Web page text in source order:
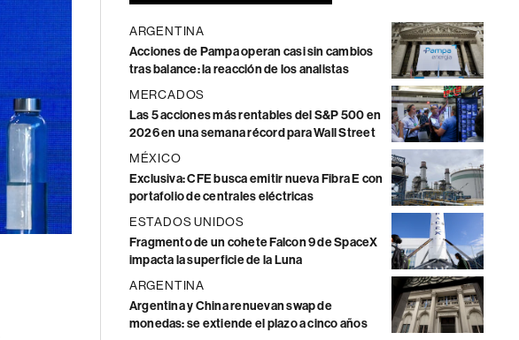
ARGENTINA
Acciones de Pampa operan casi sin cambios
tras balance: la reacción de los analistas
MERCADOS
Las 5 acciones más rentables del S&P 500 en
2026 en una semana récord para Wall Street
MÉXICO
Exclusiva: CFE busca emitir nueva Fibra E con
portafolio de centrales eléctricas
ESTADOS UNIDOS
Fragmento de un cohete Falcon 9 de SpaceX
impacta la superficie de la Luna
ARGENTINA
Argentina y China renuevan swap de
monedas: se extiende el plazo a cinco años